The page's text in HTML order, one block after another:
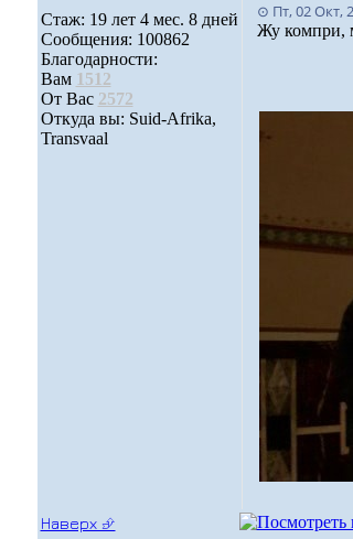
Стаж: 19 лет 4 мес. 8 дней
Сообщения: 100862
Благодарности:
Вам 1512
От Вас 2572
Откуда вы: Suid-Afrika,
Transvaal
⊙ Пт, 02 Окт,
Жу компри,
Наверх ⮵